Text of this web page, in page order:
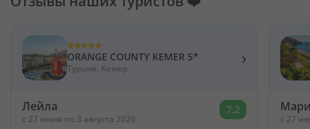
ORANGE COUNTY KEMER 5*
Турция, Кемер ›
Лейла
c 27 июля по 3 августа 2026
7.2
c 27